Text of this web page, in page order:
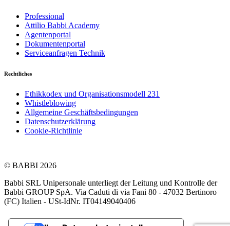
Professional
Attilio Babbi Academy
Agentenportal
Dokumentenportal
Serviceanfragen Technik
Rechtliches
Ethikkodex und Organisationsmodell 231
Whistleblowing
Allgemeine Geschäftsbedingungen
Datenschutzerklärung
Cookie-Richtlinie
© BABBI 2026
Babbi SRL Unipersonale unterliegt der Leitung und Kontrolle der
Babbi GROUP SpA. Via Caduti di via Fani 80 - 47032 Bertinoro
(FC) Italien - USt-IdNr. IT04149040406